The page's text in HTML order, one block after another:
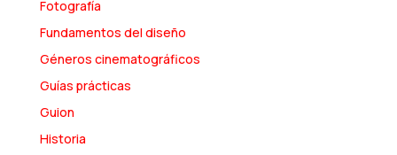
Fotografía
Fundamentos del diseño
Géneros cinematográficos
Guías prácticas
Guion
Historia